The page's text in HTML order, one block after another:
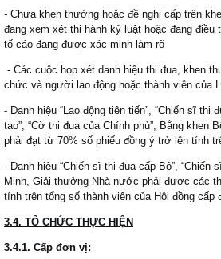
- Chưa khen thưởng hoặc đề nghị cấp trên
đang xem xét thi hành kỷ luật hoặc đang
tố cáo đang được xác minh làm rõ
- Các cuộc họp xét danh hiệu thi đua, khen
chức và người lao động hoặc thành viên của
- Danh hiệu “Lao động tiên tiến”, “Chiến sĩ
tạo”, “Cờ thi đua của Chính phủ”, Bằng
phải đạt từ 70% số phiếu đồng ý trở lên tính
- Danh hiệu “Chiến sĩ thi đua cấp Bộ”,
Minh, Giải thưởng Nhà nước phải được các
tính trên tổng số thành viên của Hội đồng
3.4. TỔ CHỨC THỰC HIỆN
3.4.1. Cấp đơn vị: